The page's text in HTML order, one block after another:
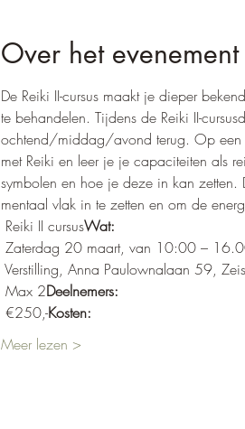
Over het evenement
De Reiki II-cursus maakt je dieper
te behandelen. Tijdens de Reiki II-
ochtend/middag/avond terug. Op een
met Reiki en leer je je capaciteiten als
symbolen en hoe je deze in kan
mentaal vlak in te zetten en om de
Reiki II cursusWat:
Zaterdag 20 maart, van 10:00 –
Verstilling, Anna Paulownalaan 59,
Max 2Deelnemers:
€250,-Kosten:
Meer lezen >